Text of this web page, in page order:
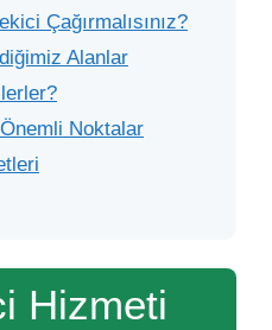
Çağırmalısınız?
Alanlar
Noktalar
Hizmeti